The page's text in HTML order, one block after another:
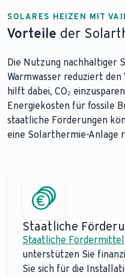
SOLARES HEIZEN MIT
Vorteile der
Die Nutzung nachhaltiger
Warmwasser reduziert
hilft dabei, CO₂
Energiekosten für fossile
staatliche Förderungen
eine Solarthermie-Anlage
Staatliche
Staatliche Fördermittel
unterstützen Sie
Sie sich für die